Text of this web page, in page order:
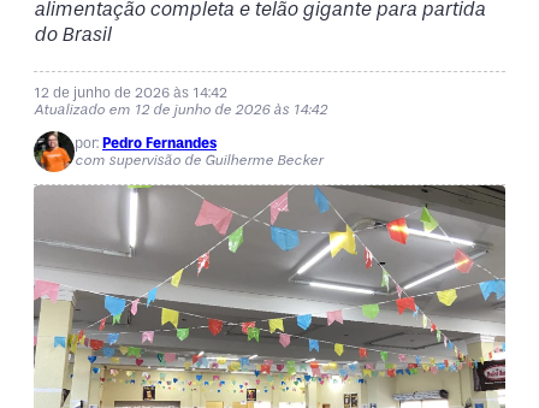
alimentação completa e telão gigante para partida
do Brasil
12 de junho de 2026 às 14:42
Atualizado em 12 de junho de 2026 às 14:42
por: Pedro Fernandes
com supervisão de Guilherme Becker